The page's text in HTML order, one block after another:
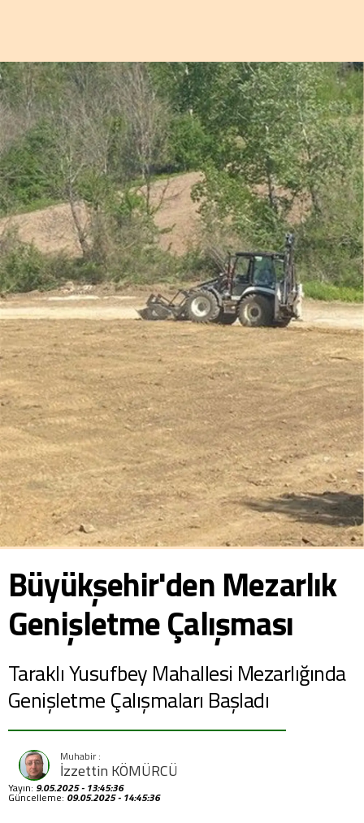
Büyükşehir'den Mezarlık
Genişletme Çalışması
Taraklı Yusufbey Mahallesi Mezarlığında
Genişletme Çalışmaları Başladı
İzzettin KÖMÜRCÜ
Yayın: 9.05.2025 - 13:45:36
Güncelleme: 09.05.2025 - 14:45:36